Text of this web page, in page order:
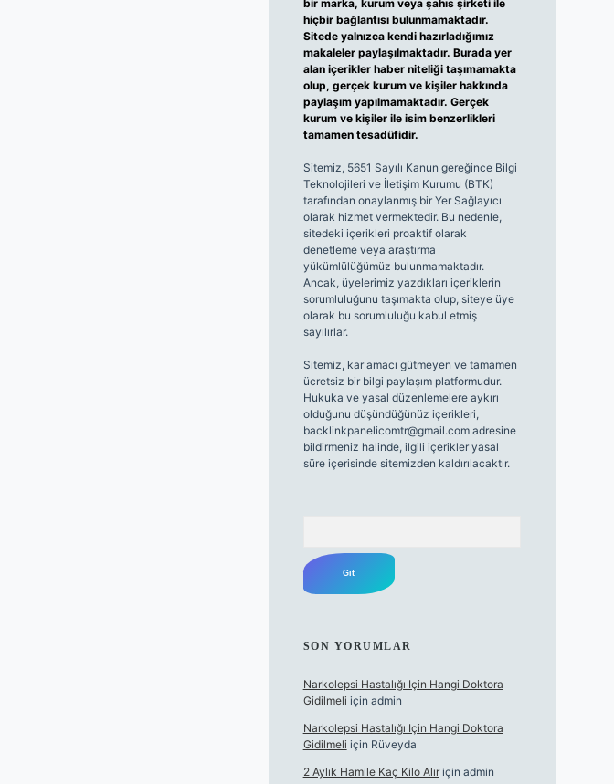
bir marka, kurum veya şahıs şirketi ile
hiçbir bağlantısı bulunmamaktadır.
Sitede yalnızca kendi hazırladığımız
makaleler paylaşılmaktadır. Burada yer
alan içerikler haber niteliği taşımamakta
olup, gerçek kurum ve kişiler hakkında
paylaşım yapılmamaktadır. Gerçek
kurum ve kişiler ile isim benzerlikleri
tamamen tesadüfidir.
Sitemiz, 5651 Sayılı Kanun gereğince Bilgi
Teknolojileri ve İletişim Kurumu (BTK)
tarafından onaylanmış bir Yer Sağlayıcı
olarak hizmet vermektedir. Bu nedenle,
sitedeki içerikleri proaktif olarak
denetleme veya araştırma
yükümlülüğümüz bulunmamaktadır.
Ancak, üyelerimiz yazdıkları içeriklerin
sorumluluğunu taşımakta olup, siteye üye
olarak bu sorumluluğu kabul etmiş
sayılırlar.
Sitemiz, kar amacı gütmeyen ve tamamen
ücretsiz bir bilgi paylaşım platformudur.
Hukuka ve yasal düzenlemelere aykırı
olduğunu düşündüğünüz içerikleri,
backlinkpanelicomtr@gmail.comadresine
bildirmeniz halinde, ilgili içerikler yasal
süre içerisinde sitemizden kaldırılacaktır.
SON YORUMLAR
Narkolepsi Hastalığı Için Hangi Doktora
Gidilmeli için admin
Narkolepsi Hastalığı Için Hangi Doktora
Gidilmeli için Rüveyda
2 Aylık Hamile Kaç Kilo Alıriçin admin